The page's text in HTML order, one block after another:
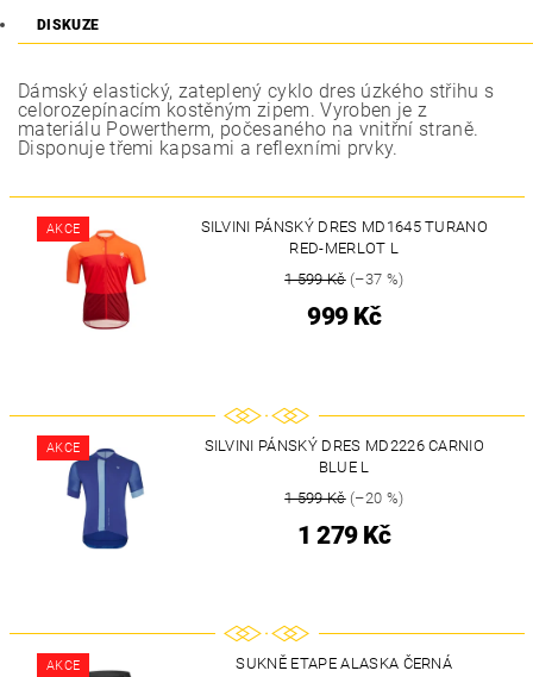
DISKUZE
Dámský elastický, zateplený cyklo dres úzkého střihu s
celorozepínacím kostěným zipem. Vyroben je z
materiálu Powertherm, počesaného na vnitřní straně.
Disponuje třemi kapsami a reflexními prvky.
AKCE
SILVINI PÁNSKÝ DRES MD1645 TURANO
RED-MERLOT L
1 599 Kč(–37 %)
999 Kč
AKCE
SILVINI PÁNSKÝ DRES MD2226 CARNIO
BLUE L
1 599 Kč(–20 %)
1 279 Kč
AKCE
SUKNĚ ETAPE ALASKA ČERNÁ